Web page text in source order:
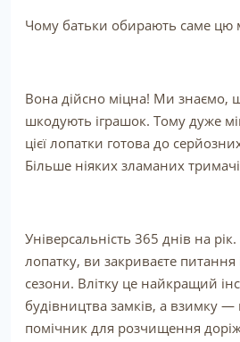
Чому батьки обирають саме цю
Вона дійсно міцна! Ми знаємо,
шкодують іграшок. Тому дуже
цієї лопатки готова до
Більше ніяких зламаних
Універсальність 365 днів на
лопатку, ви закриваєте
сезони. Влітку це найкращий
будівництва замків, а взимку
помічник для розчищення